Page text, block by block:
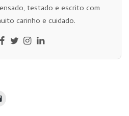
testado e escrito com
carinho e cuidado.